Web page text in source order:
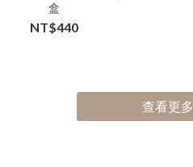
盒
NT$440
查看更多